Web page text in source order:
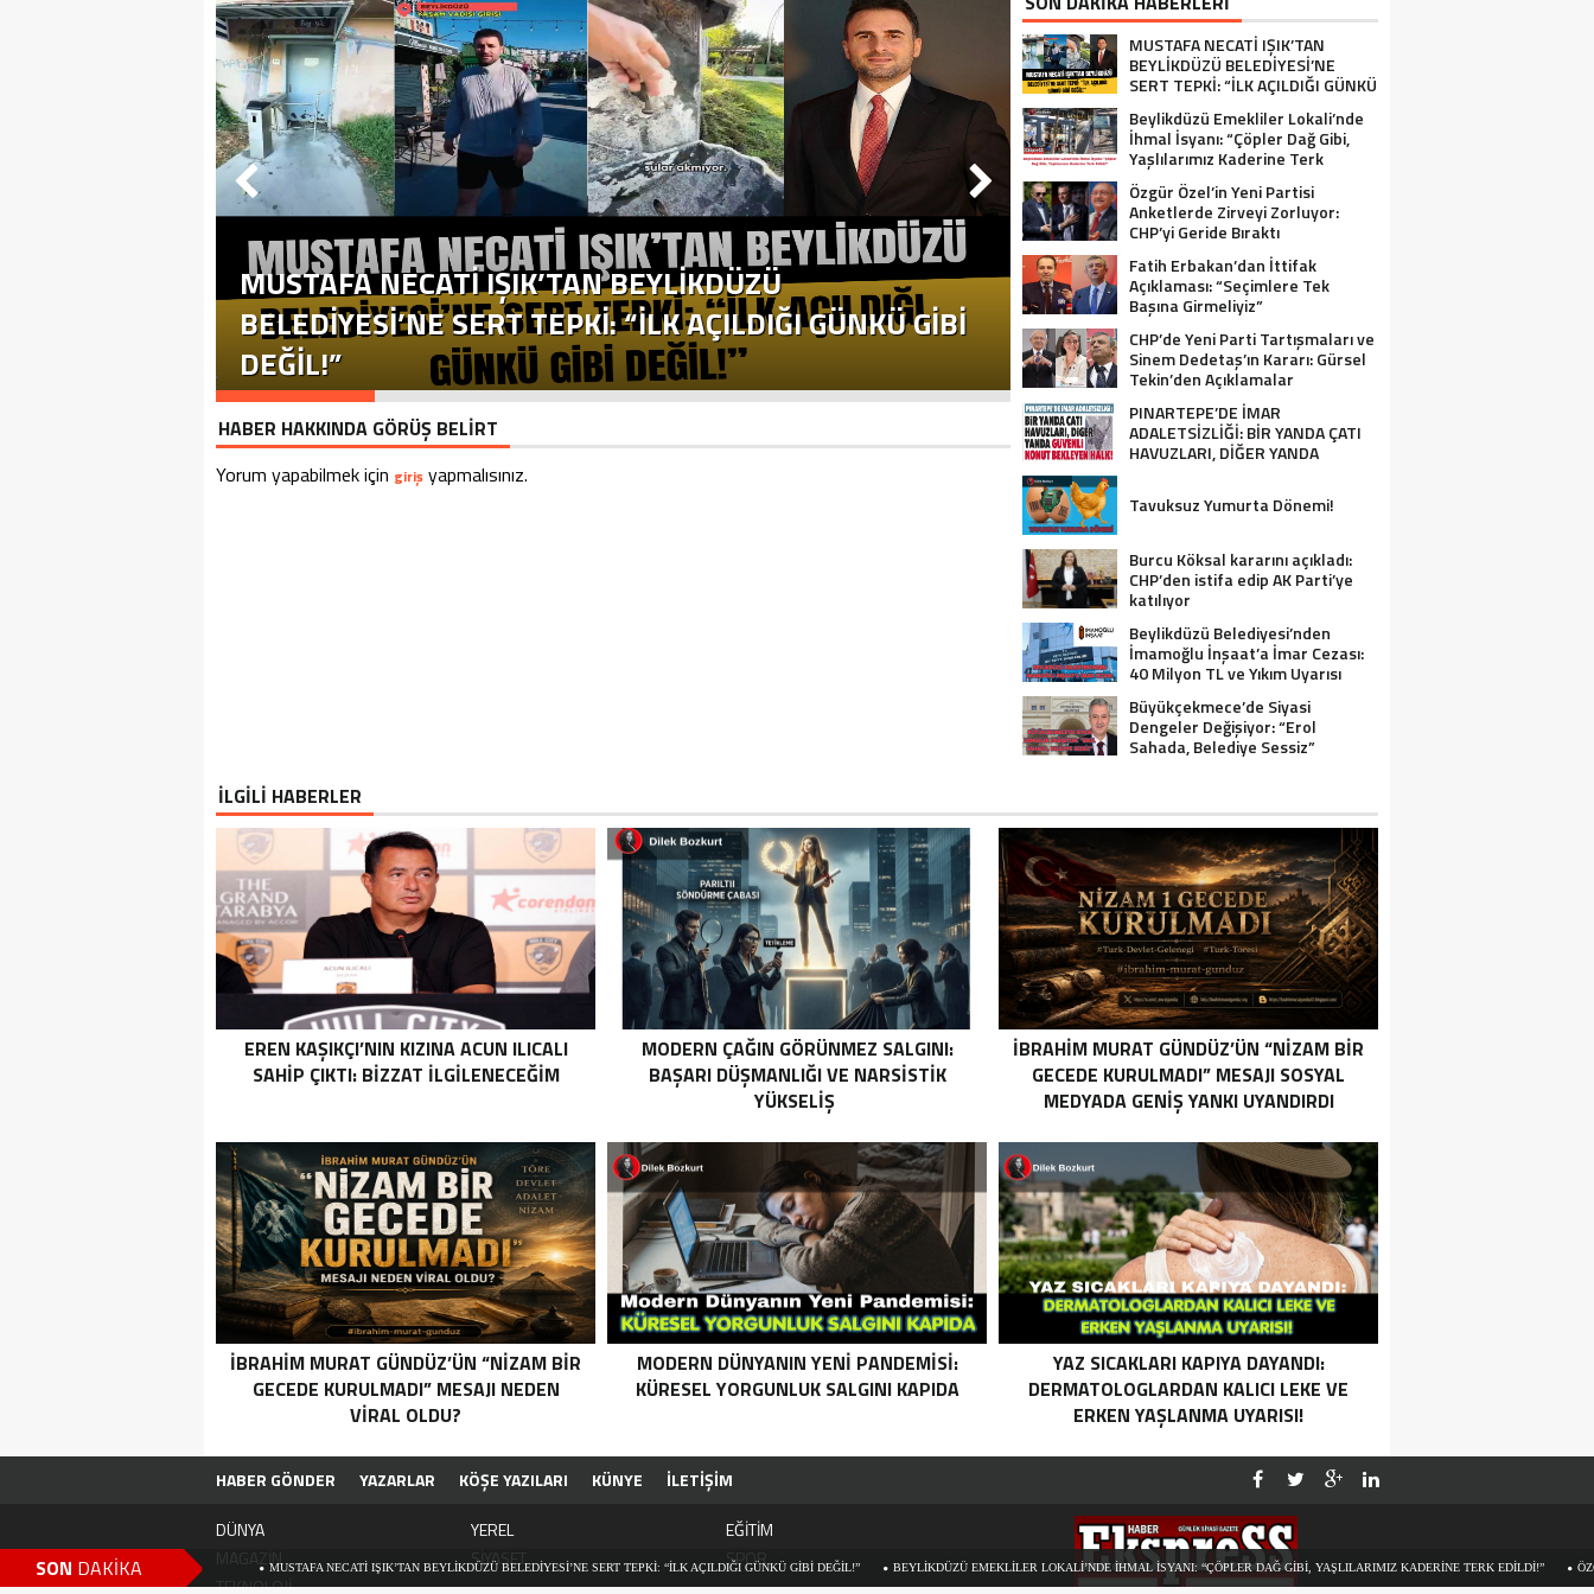
MUSTAFA NECATİ IŞIK’TAN BEYLİKDÜZÜ
BELEDİYESİ’NE SERT TEPKİ: “İLK AÇILDIĞI GÜNKÜ GİBİ
DEĞİL!”
BEYLIKDÜZÜ EMEKLILER LOKALI’NDE
“ÇÖPLER DAĞ GIBI, YAŞLILARIMIZ
EDILDI!”
HABER HAKKINDA GÖRÜŞ BELİRT
Yorum yapabilmek için giriş yapmalısınız.
MUSTAFA NECATİ IŞIK’TAN
BEYLİKDÜZÜ BELEDİYESİ’NE
SERT TEPKİ: “İLK AÇILDIĞI GÜNKÜ
Beylikdüzü Emekliler Lokali’nde
İhmal İsyanı: “Çöpler Dağ Gibi,
Yaşlılarımız Kaderine Terk
Edildi!”
Özgür Özel’in Yeni Partisi
Anketlerde Zirveyi Zorluyor:
CHP’yi Geride Bıraktı
Fatih Erbakan’dan İttifak
Açıklaması: “Seçimlere Tek
Başına Girmeliyiz”
CHP’de Yeni Parti Tartışmaları ve
Sinem Dedetaş’ın Kararı: Gürsel
Tekin’den Açıklamalar
PINARTEPE’DE İMAR
ADALETSİZLİĞİ: BİR YANDA ÇATI
HAVUZLARI, DİĞER YANDA
Tavuksuz Yumurta Dönemi!
Burcu Köksal kararını açıkladı:
CHP’den istifa edip AK Parti’ye
katılıyor
Beylikdüzü Belediyesi’nden
İmamoğlu İnşaat’a İmar Cezası:
40 Milyon TL ve Yıkım Uyarısı
Büyükçekmece’de Siyasi
Dengeler Değişiyor: “Erol
Sahada, Belediye Sessiz”
İLGİLİ HABERLER
EREN KAŞIKÇI’NIN KIZINA ACUN ILICALI
SAHIP ÇIKTI: BIZZAT ILGILENECEĞIM
MODERN ÇAĞIN GÖRÜNMEZ SALGINI:
BAŞARI DÜŞMANLIĞI VE NARSISTIK
YÜKSELIŞ
İBRAHIM MURAT GÜNDÜZ’ÜN “NIZAM BIR
GECEDE KURULMADI” MESAJI SOSYAL
MEDYADA GENIŞ YANKI UYANDIRDI
İBRAHIM MURAT GÜNDÜZ’ÜN “NIZAM BIR
GECEDE KURULMADI” MESAJI NEDEN
VIRAL OLDU?
MODERN DÜNYANIN YENI PANDEMISI:
KÜRESEL YORGUNLUK SALGINI KAPIDA
YAZ SICAKLARI KAPIYA DAYANDI:
DERMATOLOGLARDAN KALICI LEKE VE
ERKEN YAŞLANMA UYARISI!
HABER GÖNDER YAZARLAR KÖŞE YAZILARI KÜNYE
İLETİŞİM
DÜNYA
YEREL
EĞİTİM
MAGAZİN
SİYASET
SPOR
TEKNOLOJİ
SON DAKİKA MUSTAFA NECATİ IŞIK’TAN BEYLİKDÜZÜ BELEDİYESİ’NE SERT TEPKİ: “İLK AÇILDIĞI GÜNKÜ GİBİ DEĞİL!” BEYLIKDÜZÜ EMEKLILER LOKALI’NDE İHMAL İSYANI: “ÇÖPLER DAĞ GIBI, YAŞLILARIMIZ KADERINE TERK EDILDI!” ÖZGÜR